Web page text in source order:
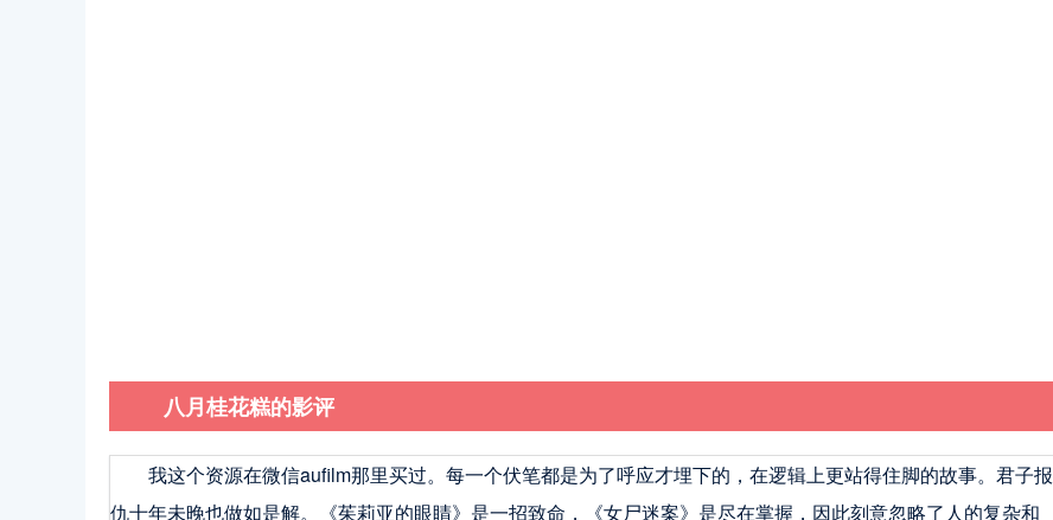
八月桂花糕的影评
我这个资源在微信aufilm那里买过。每一个伏笔都是为了呼应才埋下的，在逻辑上更站得住脚的故事。君子报
仇十年未晚也做如是解。《茱莉亚的眼睛》是一招致命，《女尸迷案》是尽在掌握，因此刻意忽略了人的复杂和